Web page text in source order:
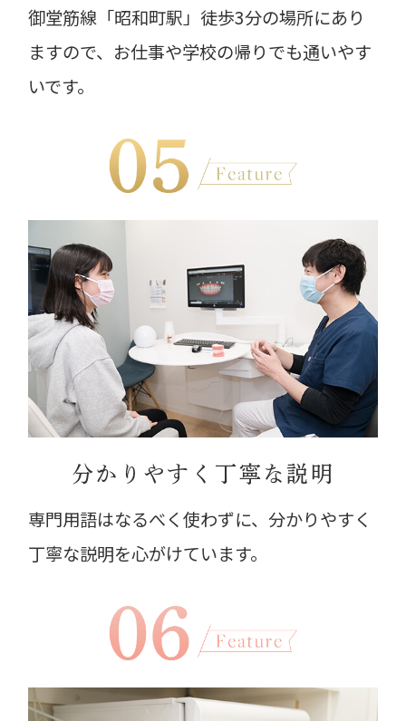
御堂筋線「昭和町駅」徒歩3分の場所にあり
ますので、お仕事や学校の帰りでも通いやす
いです。
分かりやすく 丁寧な説明
専門用語はなるべく使わずに、分かりやすく
丁寧な説明を心がけています。